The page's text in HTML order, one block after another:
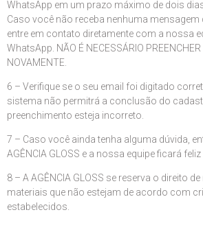
WhatsApp em um prazo máximo de dois
Caso você não receba nenhuma mensagem
entre em contato diretamente com a nossa
WhatsApp. NÃO É NECESSÁRIO
NOVAMENTE.
6 – Verifique se o seu email foi digitado
sistema não permitrá a conclusão do
preenchimento esteja incorreto.
7 – Caso você ainda tenha alguma dúvida,
AGÊNCIA GLOSS e a nossa equipe ficará feliz
8 – A AGÊNCIA GLOSS se reserva o direito
materiais que não estejam de acordo com
estabelecidos.